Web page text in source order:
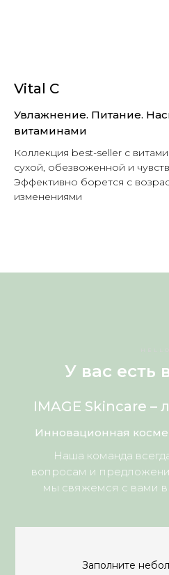
Vital C
Коллекция best-seller с
сухой, обезвоженной и
Эффективно борется с
изменениями
Увлажнение. Питание.
витаминами
У вас есть
IMAGE Skincare –
Заполните
Наша команда
вопросам и
мы свяжемся с вами
Инновационная